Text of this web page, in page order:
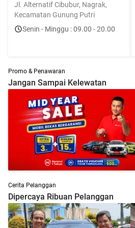
Jl. Alternatif Cibubur, Nagrak,
Kecamatan Gunung Putri
Senin - Minggu : 09.00 - 20.00
Promo & Penawaran
Jangan Sampai Kelewatan
Cerita Pelanggan
Dipercaya Ribuan Pelanggan